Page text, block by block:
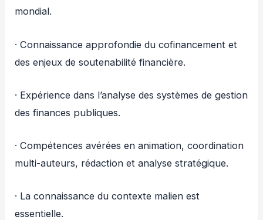
mondial.
· Connaissance approfondie du cofinancement et
des enjeux de soutenabilité financière.
· Expérience dans l’analyse des systèmes de gestion
des finances publiques.
· Compétences avérées en animation, coordination
multi-auteurs, rédaction et analyse stratégique.
· La connaissance du contexte malien est
essentielle.